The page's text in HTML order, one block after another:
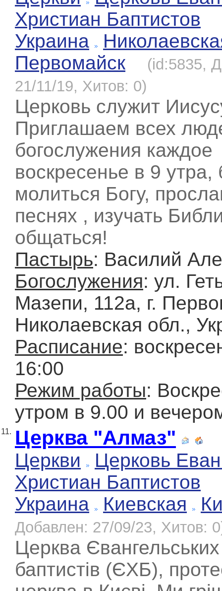
Христиан Баптистов
Украина
Первомайск
(id:5835,
21/11/19, Хитов: 0)
Церковь служит
Приглашаем всех
богослужения каждое
воскресенье в 9 утра,
молиться Богу,
песнях , изучать
общаться!
Пастырь: Василий
Богослужения: ул.
Мазепи, 112а, г.
Николаевская обл.,
Расписание:
16:00
Режим работы:
утром в 9.00 и
11. Церква "Алмаз"
Церкви
Церковь
Христиан Баптистов
Украина
Киевская
Добавлен: 27/09/23, Хитов:
Церква
баптистів (ЄХБ),